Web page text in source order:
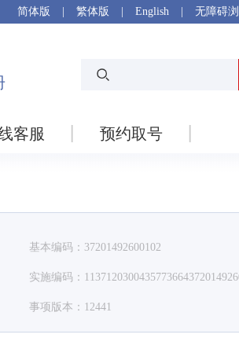
简体版 繁体版 English 无障碍
客服 预约取号
基本编码：37201492600102
实施编码：
事项版本：12441